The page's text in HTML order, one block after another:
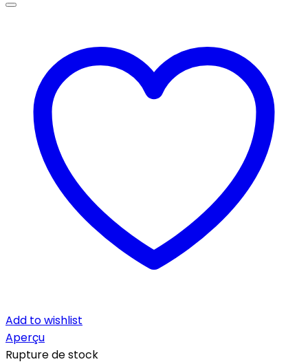
Add to wishlist
Aperçu
Rupture de stock